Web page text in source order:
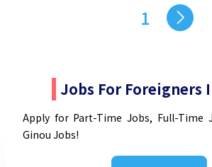
1
Jobs For Foreigners
Apply for Part-Time Jobs, Full-Time
Ginou Jobs!